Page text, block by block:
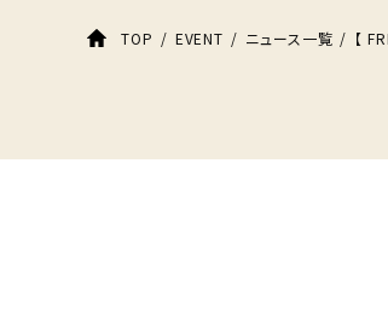
TOP EVENT ニュース一覧 【